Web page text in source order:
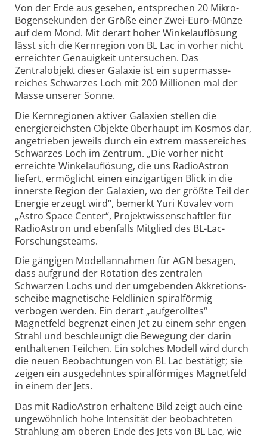
Von der Erde aus gesehen, entsprechen 20 Mikro-
Bogen­sekunden der Größe einer Zwei-Euro-Münze
auf dem Mond. Mit derart hoher Winkel­auflösung
lässt sich die Kernregion von BL Lac in vorher nicht
erreichter Genauigkeit untersuchen. Das
Zentralobjekt dieser Galaxie ist ein super­masse­
reiches Schwarzes Loch mit 200 Millionen mal der
Masse unserer Sonne.
Die Kernregionen aktiver Galaxien stellen die
energie­reichsten Objekte überhaupt im Kosmos dar,
angetrieben jeweils durch ein extrem massereiches
Schwarzes Loch im Zentrum. „Die vorher nicht
erreichte Winkelauflösung, die uns RadioAstron
liefert, ermöglicht einen einzig­artigen Blick in die
innerste Region der Galaxien, wo der größte Teil der
Energie erzeugt wird“, bemerkt Yuri Kovalev vom
„Astro Space Center“, Projekt­wissenschaftler für
RadioAstron und ebenfalls Mitglied des BL-Lac-
Forschungs­teams.
Die gängigen Modellannahmen für AGN besagen,
dass aufgrund der Rotation des zentralen
Schwarzen Lochs und der umgebenden Akkretions­­
scheibe magnetische Feldlinien spiralförmig
verbogen werden. Ein derart „aufgerolltes“
Magnetfeld begrenzt einen Jet zu einem sehr engen
Strahl und beschleunigt die Bewegung der darin
enthaltenen Teilchen. Ein solches Modell wird durch
die neuen Beobachtungen von BL Lac bestätigt; sie
zeigen ein ausgedehntes spiralförmiges Magnetfeld
in einem der Jets.
Das mit RadioAstron erhaltene Bild zeigt auch eine
ungewöhnlich hohe Intensität der beobachteten
Strahlung am oberen Ende des Jets von BL Lac, wie